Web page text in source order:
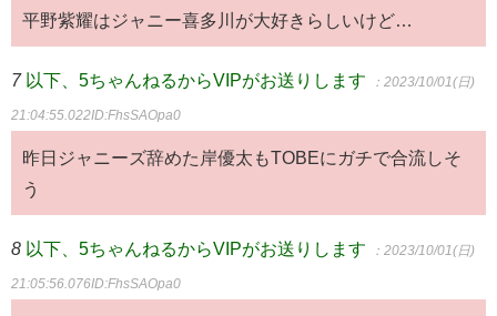
平野紫耀はジャニー喜多川が大好きらしいけど…
7 以下、5ちゃんねるからVIPがお送りします ：2023/10/01(日)
21:04:55.022ID:FhsSAOpa0
昨日ジャニーズ辞めた岸優太もTOBEにガチで合流しそ
う
8 以下、5ちゃんねるからVIPがお送りします ：2023/10/01(日)
21:05:56.076ID:FhsSAOpa0